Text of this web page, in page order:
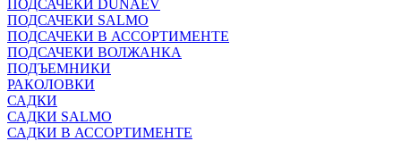
ПОДСАЧЕКИ DUNAEV
ПОДСАЧЕКИ SALMO
ПОДСАЧЕКИ В АССОРТИМЕНТЕ
ПОДСАЧЕКИ ВОЛЖАНКА
ПОДЪЕМНИКИ
РАКОЛОВКИ
САДКИ
САДКИ SALMO
САДКИ В АССОРТИМЕНТЕ